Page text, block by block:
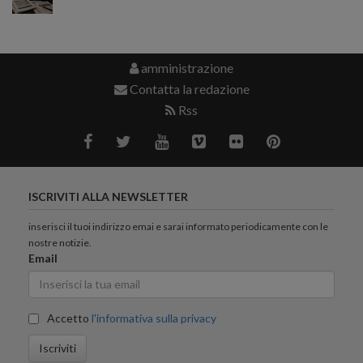
amministrazione
Contatta la redazione
Rss
ISCRIVITI ALLA NEWSLETTER
inserisci il tuoi indirizzo emai e sarai informato periodicamente con le
nostre notizie.
Email
Accetto l'informativa sulla privacy
Iscriviti